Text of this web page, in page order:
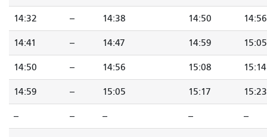
14:32 -- 14:38 14:50 14:56
14:41 -- 14:47 14:59 15:05
14:50 -- 14:56 15:08 15:14
14:59 -- 15:05 15:17 15:23
-- -- -- -- --